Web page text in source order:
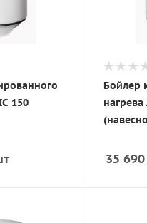
150
Бойлер
нагрева
35 690